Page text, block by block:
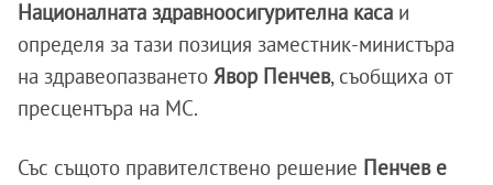
Националната здравноосигурителна каса и
определя за тази позиция заместник-министъра
на здравеопазването Явор Пенчев, съобщиха от
пресцентъра на МС.
Със същото правителствено решение Пенчев е